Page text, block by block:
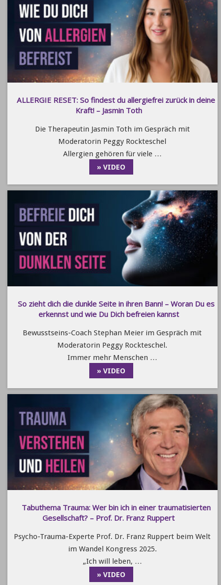
ALLERGIE RESET: So findest du allergiefrei zurück in deine
Kraft! – Jasmin Toth
Die Therapeutin Jasmin Toth im Gespräch mit
Moderatorin Peggy Rockteschel
Allergien gehören für viele …
» VIDEO
So zieht dich die dunkle Seite in ihren Bann! – Woran Du es
erkennst und wie Du Dich befreien kannst
Bewusstseins-Coach Stephan Meier im Gespräch mit
Moderatorin Peggy Rockteschel.
Immer mehr Menschen …
» VIDEO
Tabuthema Trauma: Wer bin ich in einer traumatisierten
Gesellschaft? – Prof. Dr. Franz Ruppert
Psycho-Trauma-Experte Prof. Dr. Franz Ruppert beim Welt
im Wandel Kongress 2025.
„Ich will leben, …
» VIDEO